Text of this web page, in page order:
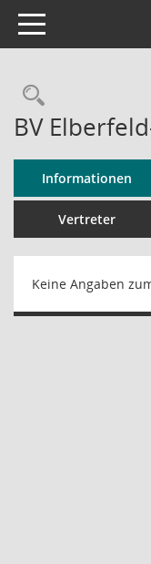
Toggle navigation
BV
Informationen
Vertreter
Keine Angaben